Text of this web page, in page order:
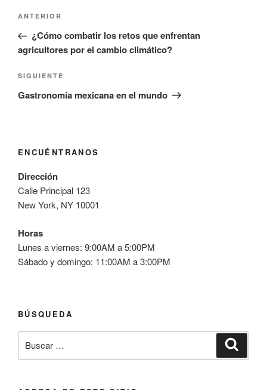
Navegación
entradas
Entrada
anterior:
ANTERIOR
¿Cómo combatir los retos que enfrentan
agricultores por el cambio climático?
Siguiente
entrada
SIGUIENTE
Gastronomía mexicana en el mundo
ENCUÉNTRANOS
Dirección
Calle Principal 123
New York, NY 10001
Horas
Lunes a viernes: 9:00AM a 5:00PM
Sábado y domingo: 11:00AM a 3:00PM
BÚSQUEDA
por: